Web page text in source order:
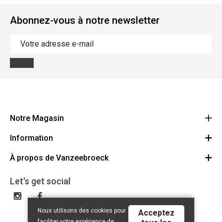
Abonnez-vous à notre newsletter
Notre Magasin
Vanzeebroeck Motors
1600 Sint-Pieters-Leeuw
023316022
Information
Annulation Commande
Conditions générales
Privacy policy
À propos de Vanzeebroeck
Cheque Cadeau
Échange et Retours
Let's get social
Nous utilisons des cookies pour
Acceptez